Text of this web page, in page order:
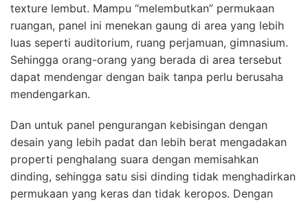
texture lembut. Mampu “melembutkan” permukaan
ruangan, panel ini menekan gaung di area yang lebih
luas seperti auditorium, ruang perjamuan, gimnasium.
Sehingga orang-orang yang berada di area tersebut
dapat mendengar dengan baik tanpa perlu berusaha
mendengarkan.
Dan untuk panel pengurangan kebisingan dengan
desain yang lebih padat dan lebih berat mengadakan
properti penghalang suara dengan memisahkan
dinding, sehingga satu sisi dinding tidak menghadirkan
permukaan yang keras dan tidak keropos. Dengan